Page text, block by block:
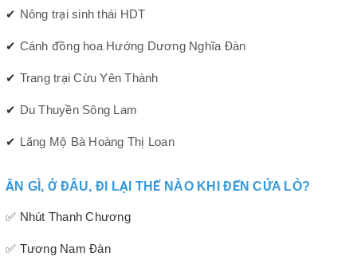
✔ Nông trại sinh thái HDT
✔ Cánh đồng hoa Hướng Dương Nghĩa Đàn
✔ Trang trại Cừu Yên Thành
✔ Du Thuyền Sông Lam
✔ Lăng Mộ Bà Hoàng Thị Loan
ĂN GÌ, Ở ĐÂU, ĐI LẠI THẾ NÀO KHI ĐẾN CỬA LÒ?
✅ Nhút Thanh Chương
✅ Tương Nam Đàn